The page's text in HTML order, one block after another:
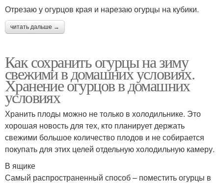
Отрезаю у огурцов края и нарезаю огурцы на кубики.
читать дальше →
Как сохранить огурцы на зиму
свежими в домашних условиях.
Хранение огурцов в домашних
условиях
Хранить плоды можно не только в холодильнике. Это
хорошая новость для тех, кто планирует держать
свежими большое количество плодов и не собирается
покупать для этих целей отдельную холодильную камеру.
В ящике
Самый распространенный способ – поместить огурцы в